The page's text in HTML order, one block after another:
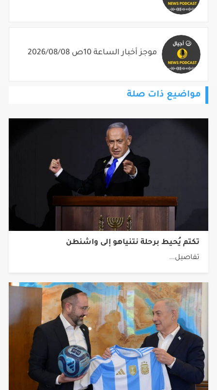
موجز أخبار الساعة 10ص 2026/08/08
مواضيع ذات صلة
تكتم يُحيط برحلة نتنياهو إلى واشنطن
تفاصيل...